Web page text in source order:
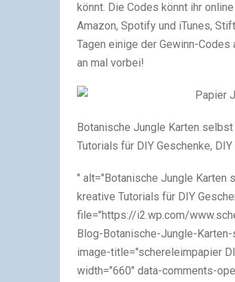
könnt. Die Codes könnt ihr
Amazon, Spotify und iTunes,
Tagen einige der Gewinn-
an mal vorbei!
Botanische Jungle Karten
Tutorials für DIY Geschenke,
" alt="Botanische Jungle Karten
kreative Tutorials für DIY
file="https://i2.wp.com/
Blog-Botanische-Jungle-
image-title="schereleimpapier
width="660" data-comments-